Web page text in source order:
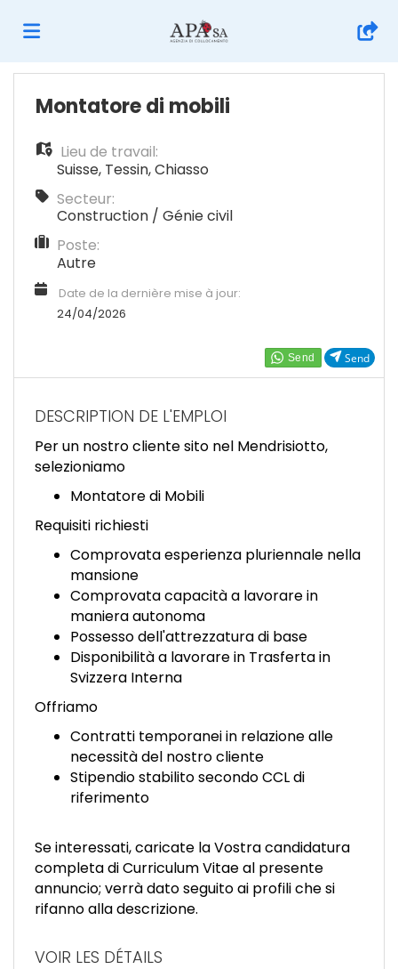
Accueil
Emplois
Déposez
FR
IT
DE
ES
PT
Send
Montatore di mobili
Lieu de travail:
Suisse, Tessin,Chiasso
Secteur:
Construction / Génie civil
Poste:
Autre
Date de la dernière mise à jour:
24/04/2026
DESCRIPTION DE L'EMPLOI
Per un nostro cliente sito nel Mendrisiotto,
selezioniamo
Montatore di Mobili
Requisiti richiesti
Comprovata esperienza pluriennale nella
mansione
Comprovata capacità a lavorare in
maniera autonoma
Possesso dell'attrezzatura di base
Disponibilità a lavorare in Trasferta in
Svizzera Interna
Offriamo
Contratti temporanei in relazione alle
necessità del nostro cliente
Stipendio stabilito secondo CCL di
riferimento
Se interessati, caricate la Vostra candidatura
completa di Curriculum Vitae al presente
annuncio; verrà dato seguito ai profili che si
rifanno alla descrizione.
VOIR LES DÉTAILS